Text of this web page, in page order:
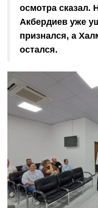
осмотра сказал.
Акбердиев уже
признался, а
остался.